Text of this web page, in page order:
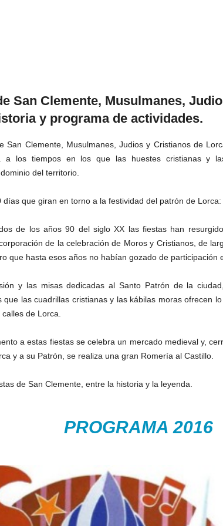
San Clemente, Musulmanes,
y programa de actividades.
San Clemente, Musulmanes, Judios y Cristianos de
a los tiempos en los que las huestes cristianas y
del territorio.
días que giran en torno a la festividad del patrón de Lorca:
de los años 90 del siglo XX las fiestas han
de la celebración de Moros y Cristianos, de
que hasta esos años no habían gozado de participación
y las misas dedicadas al Santo Patrón de la
que las cuadrillas cristianas y las kábilas moras ofrecen
de Lorca.
a estas fiestas se celebra un mercado medieval y,
y a su Patrón, se realiza una gran Romería al Castillo.
de San Clemente, entre la historia y la leyenda.
PROGRAMA 2016